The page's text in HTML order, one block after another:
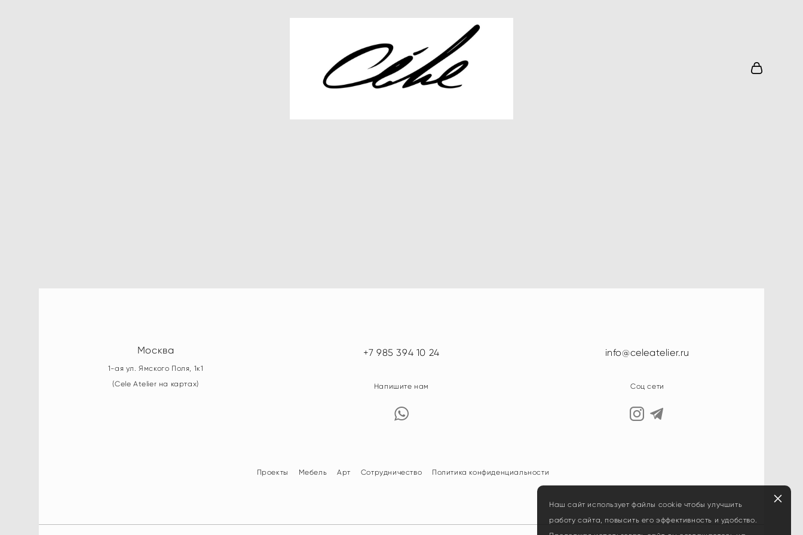
Москва
1-ая ул. Ямского Поля, 1к1
(Cele Atelier на картах)
+7 985 394 10 24
Напишите нам
info@celeatelier.ru
Соц сети
Проекты Мебель Арт Сотрудничество Политика конфиденциальности
Наш сайт использует файлы cookie чтобы улучшить
работу сайта, повысить его эффективность и удобство.